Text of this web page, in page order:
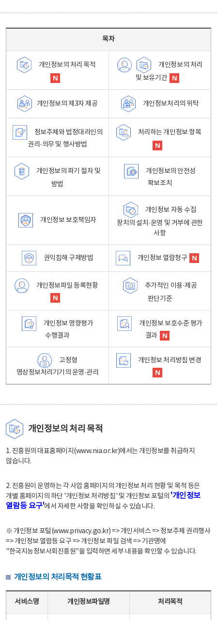
목차
개인정보의 처리 목적
개인정보의 처리
및 보유기간
개인정보의 제3자 제공 개인정보처리의 위탁
정보주체와 법정대리인의
권리·의무 및 행사방법
처리하는 개인정보 항목
개인정보의 파기 절차 및
방법
개인정보의 안전성
확보조치
개인정보 보호책임자
개인정보 자동 수집
장치의 설치·운영 및 거부에 관한
사항
권익침해 구제방법 개인정보 열람청구
개인정보파일 등록현황
추가적인 이용·제공
판단기준
개인정보 영향평가
수행결과
개인정보 보호수준 평가
결과
고정형
영상정보처리기기의 운영·관리
개인정보 처리방침 변경
개인정보의 처리 목적
1. 진흥원의 대표홈페이지(www.nia.or.kr)에서는 개인정보를 취급하지
않습니다.
2. 진흥원이 운영하는 각 사업 홈페이지의 개인정보 처리 현황 및 목적 등은
개별 홈페이지의 하단 '개인정보 처리방침' 및 개인정보 포털의 '개인정보
열람등 요구'에서 자세한 사항을 확인하실 수 있습니다.
※ 개인정보 포털(www.privacy.go.kr) => 개인서비스 => 정보주체 권리행사
=> 개인정보 열람등 요구 => 개인정보 파일 검색 => 기관명에
"한국지능정보사회진흥원"을 입력하면 세부 내용을 확인할 수 있습니다.
개인정보의 처리목적 현황표
서비스명 개인정보파일명 처리목적